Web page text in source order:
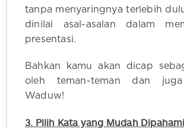
tanpa menyaringnya terlebih
dinilai asal-asalan dalam
presentasi.
Bahkan kamu akan dicap
oleh teman-teman dan juga
Waduw!
3. Pilih Kata yang Mudah Dipahami